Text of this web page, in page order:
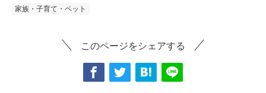
家族・子育て・ペット
このページをシェアする